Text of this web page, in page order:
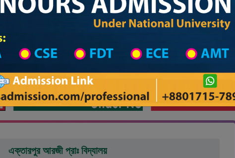
Private University
এক্তারপুর আরজী প্রাঃ বিদ্যালয়